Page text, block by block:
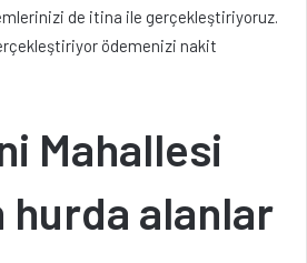
de itina ile gerçekleştiriyoruz.
ödemenizi nakit
Mahallesi
alanlar